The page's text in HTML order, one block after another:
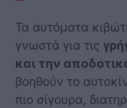
Τα αυτόματα
γνωστά για τις
και την
βοηθούν το
πιο σίγουρα,